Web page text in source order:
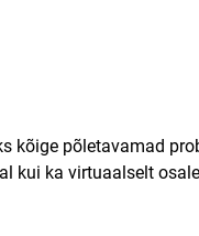
kõige põletavamad
kui ka virtuaalselt